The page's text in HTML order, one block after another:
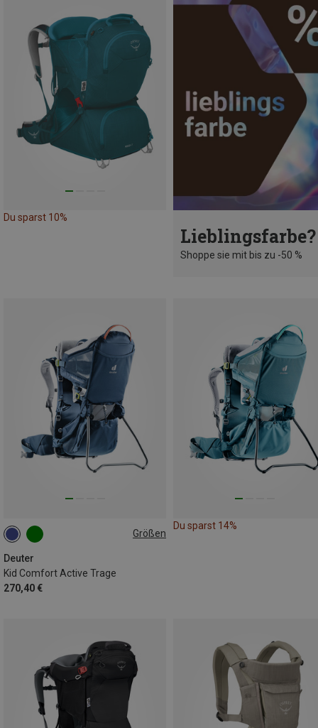
Du sparst 10%
Lieblingsfarbe?
Shoppe sie mit bis zu -50 %
Größen
Deuter
Kid Comfort Active Trage
270,40 €
12L
Du sparst 14%